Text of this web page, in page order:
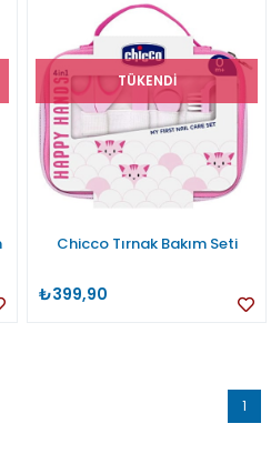
TÜKENDI
Chicco Tırnak Bakım Seti
₺399,90
1